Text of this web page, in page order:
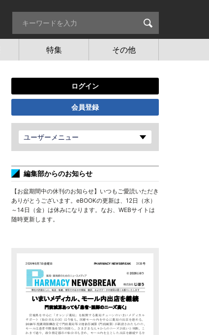
特集 その他
ログイン
会員登録
ユーザーメニュー
編集部からのお知らせ
【お盆期間中の休刊のお知らせ】いつもご愛読いただき
ありがとうございます。eBOOKの更新は、12日（水）
～14日（金）は休みになります。なお、WEBサイトは
随時更新します。